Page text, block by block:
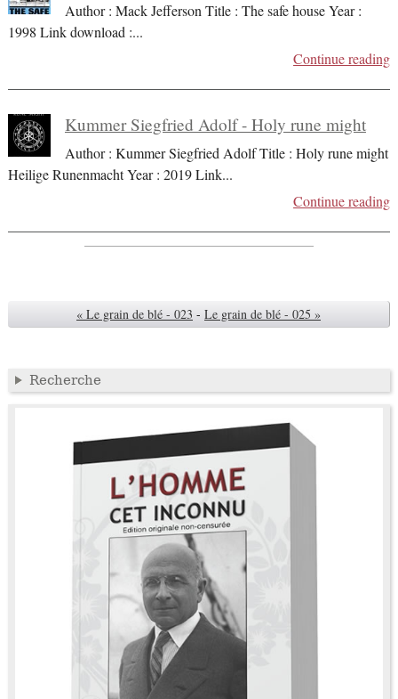
Author : Mack Jefferson Title : The safe house Year :
1998 Link download :...
Continue reading
Kummer Siegfried Adolf - Holy rune might
Author : Kummer Siegfried Adolf Title : Holy rune might
Heilige Runenmacht Year : 2019 Link...
Continue reading
« Le grain de blé - 023 - Le grain de blé - 025 »
Recherche